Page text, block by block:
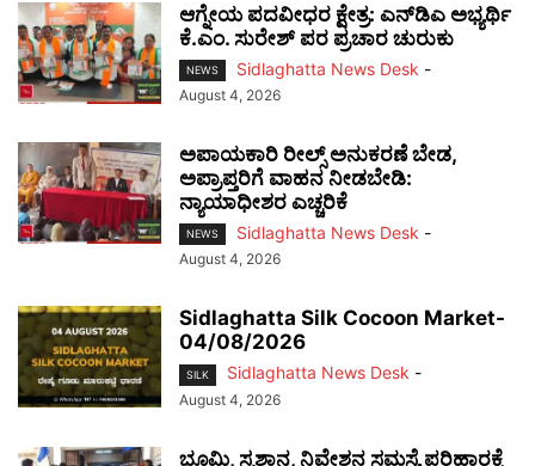
ಆಗ್ನೇಯ ಪದವೀಧರ ಕ್ಷೇತ್ರ: ಎನ್‌ಡಿಎ ಅಭ್ಯರ್ಥಿ
ಕೆ.ಎಂ. ಸುರೇಶ್ ಪರ ಪ್ರಚಾರ ಚುರುಕು
NEWS Sidlaghatta News Desk -
August 4, 2026
ಅಪಾಯಕಾರಿ ರೀಲ್ಸ್ ಅನುಕರಣೆ ಬೇಡ,
ಅಪ್ರಾಪ್ತರಿಗೆ ವಾಹನ ನೀಡಬೇಡಿ:
ನ್ಯಾಯಾಧೀಶರ ಎಚ್ಚರಿಕೆ
NEWS Sidlaghatta News Desk -
August 4, 2026
Sidlaghatta Silk Cocoon Market-
04/08/2026
SILK Sidlaghatta News Desk -
August 4, 2026
ಭೂಮಿ, ಸ್ಮಶಾನ, ನಿವೇಶನ ಸಮಸ್ಯೆ ಪರಿಹಾರಕ್ಕೆ